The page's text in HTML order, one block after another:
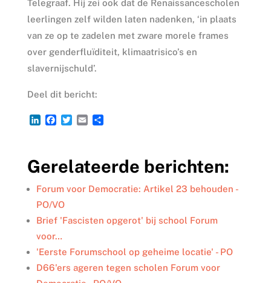
Telegraaf. Hij zei ook dat de Renaissancescholen
leerlingen zelf wilden laten nadenken, ‘in plaats
van ze op te zadelen met zware morele frames
over genderfluïditeit, klimaatrisico’s en
slavernijschuld’.
Deel dit bericht:
L
e
d
I
n
F
b
o
o
k
T
t
e
r
E
l
D
n
Gerelateerde berichten:
Forum voor Democratie: Artikel 23 behouden -
PO/VO
Brief 'Fascisten opgerot' bij school Forum
voor…
'Eerste Forumschool op geheime locatie' - PO
D66'ers ageren tegen scholen Forum voor